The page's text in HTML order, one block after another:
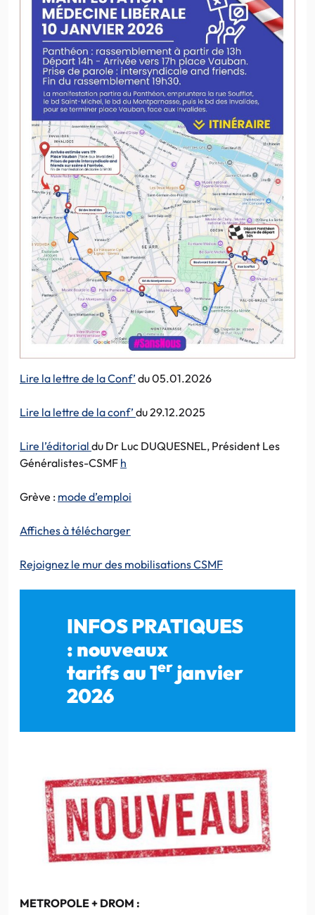
Lire la lettre de la Conf’ du 05.01.2026
Lire la lettre de la conf’ du 29.12.2025
Lire l’éditorial du Dr Luc DUQUESNEL, Président Les
Généralistes-CSMF h
Grève : mode d’emploi
Affiches à télécharger
Rejoignez le mur des mobilisations CSMF
INFOS PRATIQUES
: nouveaux
tarifs au 1erjanvier
2026
METROPOLE + DROM :